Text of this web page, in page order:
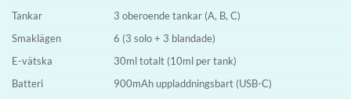
Tankar
3 oberoende tankar (A, B, C)
Smaklägen
6 (3 solo + 3 blandade)
E-vätska
30ml totalt (10ml per tank)
Batteri
900mAh uppladdningsbart (USB-C)